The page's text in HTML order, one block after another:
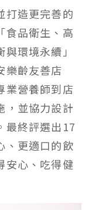
打造更完善的
食品衛生、高
環境永續」
樂齡友善店
業營養師到店
，並協力設計
最終評選出17
、更適口的飲
安心、吃得健